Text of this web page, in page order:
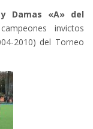
Damas «A» del
invictos
2010) del Torneo